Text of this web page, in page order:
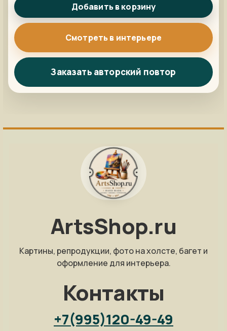
Добавить в корзину
Смотреть в интерьере
Заказать авторский повтор
ArtsShop.ru
Картины, репродукции, фото на холсте, багет и
оформление для интерьера.
Контакты
+7(995)120-49-49